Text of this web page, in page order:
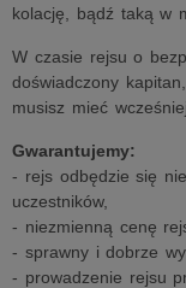
kolację, bądź taką w
W czasie rejsu o
doświadczony
musisz mieć
Gwarantujemy:
- rejs odbędzie się
uczestników,
- niezmienną cenę
- sprawny i dobrze
- prowadzenie rejsu